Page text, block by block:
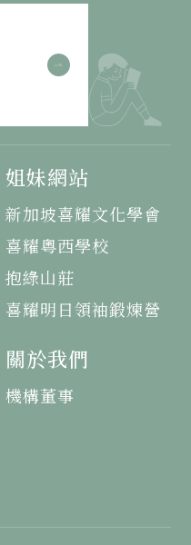
姐妹網站
新加坡喜耀文化學會
喜耀粵西學校
抱綠山莊
喜耀明日領袖鍛煉營
關於我們
機構董事